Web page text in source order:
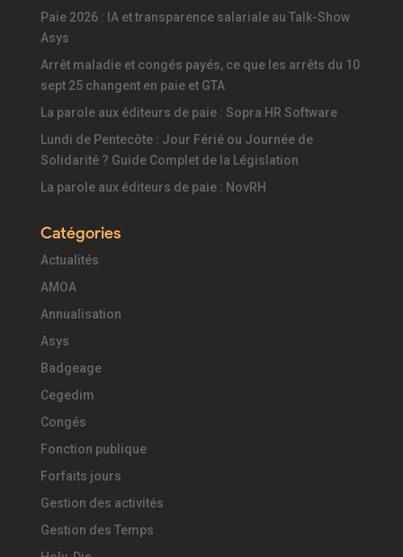
Paie 2026 : IA et transparence salariale au Talk-Show
Asys
Arrêt maladie et congés payés, ce que les arrêts du 10
sept 25 changent en paie et GTA
La parole aux éditeurs de paie : Sopra HR Software
Lundi de Pentecôte : Jour Férié ou Journée de
Solidarité ? Guide Complet de la Législation
La parole aux éditeurs de paie : NovRH
Catégories
Actualités
AMOA
Annualisation
Asys
Badgeage
Cegedim
Congés
Fonction publique
Forfaits jours
Gestion des activités
Gestion des Temps